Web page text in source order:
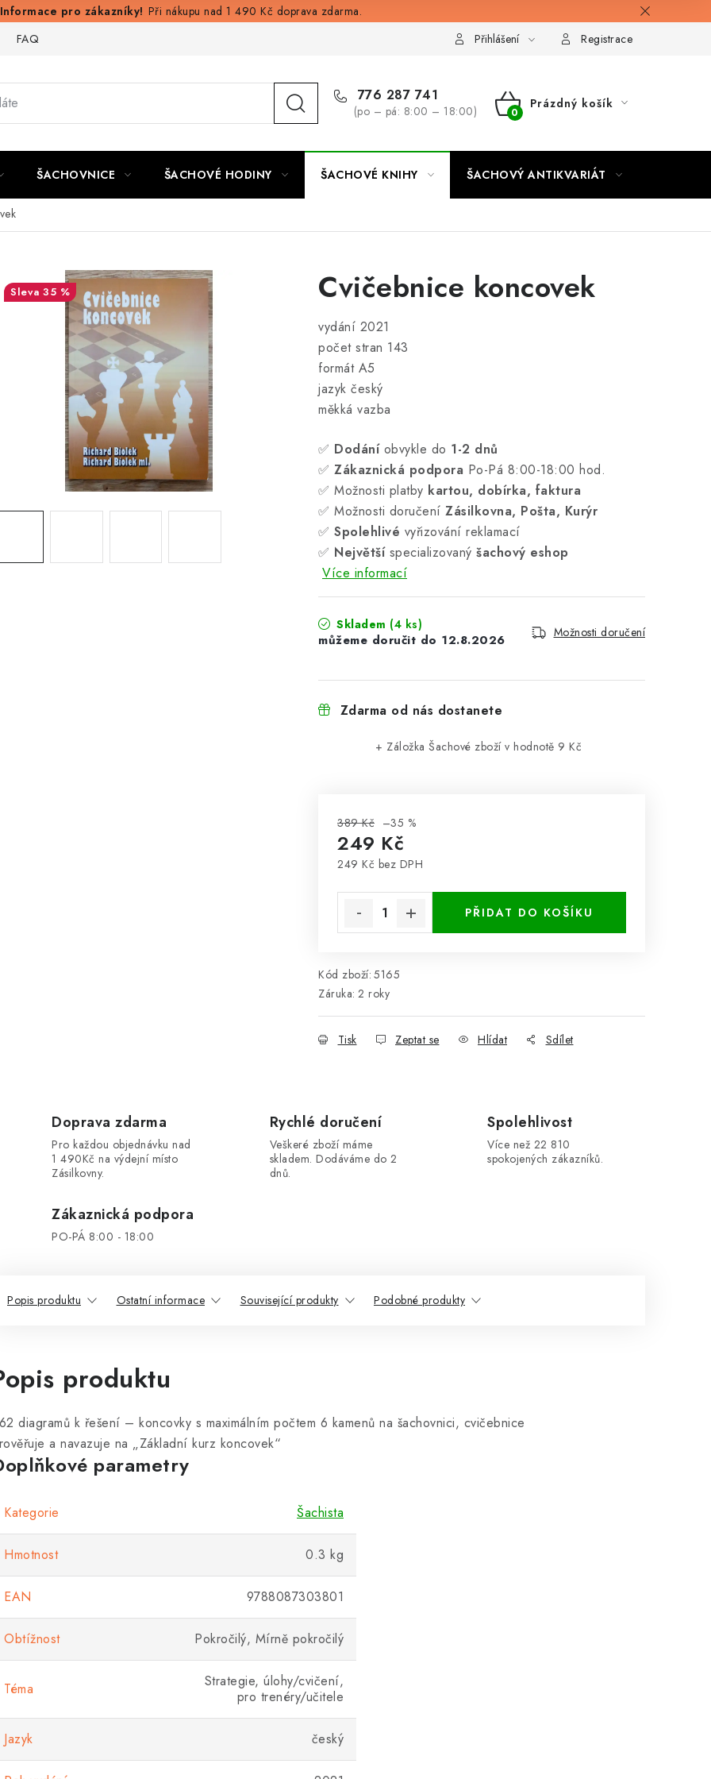
Při nákupu nad 1 490 Kč doprava zdarma.
FAQ
Přihlášení Registrace
776 287 741
(po – pá: 8:00 – 18:00)
NÁKUPNÍ
Prázdný košík
ŠACHOVNICE ŠACHOVÉ HODINY ŠACHOVÉ KNIHY ŠACHOVÝ ANTIKVARIÁT
Cvičebnice koncovek
vydání 2021
počet stran 143
formát A5
jazyk český
měkká vazba
✅ Dodáníobvykle do 1-2 dnů
✅ Zákaznická podpora Po-Pá 8:00-18:00 hod.
✅ Možnosti platby kartou, dobírka, faktura
✅ Možnosti doručení Zásilkovna, Pošta, Kurýr
✅ Spolehlivé vyřizování reklamací
✅ Největšíspecializovaný šachový eshop
Více informací
Skladem (4 ks)
12.8.2026 Možnosti doručení
Zdarma od nás dostanete
+ Záložka Šachové zboží v hodnotě 9 Kč
389 Kč –35 %
249 Kč
249 Kč bez DPH
PŘIDAT DO KOŠÍKU
Kód zboží: 5165
Záruka: 2 roky
Tisk Zeptat se Hlídat Sdílet
35 %
Doprava zdarma
Pro každou objednávku nad
1 490Kč na výdejní místo
Zásilkovny.
Rychlé doručení
Veškeré zboží máme
skladem. Dodáváme do 2
dnů.
Spolehlivost
Více než 22 810
spokojených zákazníků.
Zákaznická podpora
PO-PÁ 8:00 - 18:00
Popis produktu Ostatní informace Související produkty Podobné produkty
produktu
diagramů k řešení – koncovky s maximálním počtem 6 kamenů na šachovnici, cvičebnice
a navazuje na „Základní kurz koncovek“
parametry
Kategorie Šachista
Hmotnost 0.3 kg
EAN 9788087303801
Obtížnost Pokročilý, Mírně pokročilý
Téma
Strategie, úlohy/cvičení,
pro trenéry/učitele
Jazyk český